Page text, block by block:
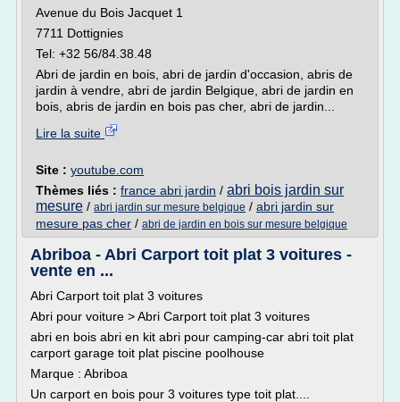
Avenue du Bois Jacquet 1
7711 Dottignies
Tel: +32 56/84.38.48
Abri de jardin en bois, abri de jardin d'occasion, abris de
jardin à vendre, abri de jardin Belgique, abri de jardin en
bois, abris de jardin en bois pas cher, abri de jardin...
Lire la suite
Site : youtube.com
Thèmes liés : france abri jardin / abri bois jardin sur
mesure / abri jardin sur mesure belgique / abri jardin sur
mesure pas cher / abri de jardin en bois sur mesure belgique
Abriboa - Abri Carport toit plat 3 voitures -
vente en ...
Abri Carport toit plat 3 voitures
Abri pour voiture > Abri Carport toit plat 3 voitures
abri en bois abri en kit abri pour camping-car abri toit plat
carport garage toit plat piscine poolhouse
Marque : Abriboa
Un carport en bois pour 3 voitures type toit plat....